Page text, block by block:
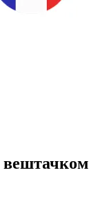
вештачком